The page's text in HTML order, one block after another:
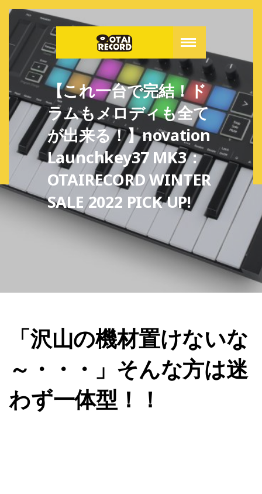
【これ一台で完結！ド
ラムもメロディも全て
が出来る！】novation
Launchkey37 MK3：
OTAIRECORD WINTER
SALE 2022 PICK UP!
「沢山の機材置けないな
～・・・」そんな方は迷
わず一体型！！